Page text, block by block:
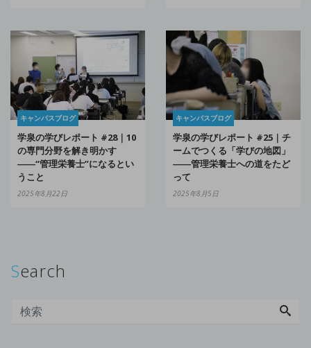
キャンパスブログ
学泉の学びレポート #28｜10
の専門分野を解き明かす
――“管理栄養士”になるとい
うこと
2025年8月22日
キャンパスブログ
学泉の学びレポート #25｜チ
ームでつくる「学びの地図」
――管理栄養士への道をたど
って
2025年8月5日
Search